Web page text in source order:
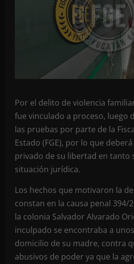
Por el delito de violencia
fue vinculado a proceso, luego
las pruebas por parte de la
Estado (FGE), por lo que
privado de su libertad en tanto
situación jurídica.
Los hechos que motivaron la
constan en la causa penal 394/
la colonia Salvador Alvarado
inculpado se encontraba a
domicilio de su madre, contra
abusivos de poder ya que la